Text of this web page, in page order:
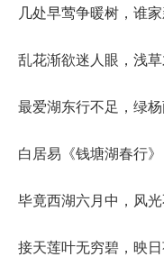
几处早莺争暖树，谁
乱花渐欲迷人眼，浅草
最爱湖东行不足，绿杨
白居易《钱塘湖春行》
毕竟西湖六月中，风光
接天莲叶无穷碧，映日